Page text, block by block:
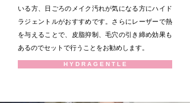
いる方、日ごろのメイク汚れが気になる方にハイド
ラジェントルがおすすめです。さらにレーザーで熱
を与えることで、皮脂抑制、毛穴の引き締め効果も
あるのでセットで行うことをお勧めします。
H Y D R A G E N T L E